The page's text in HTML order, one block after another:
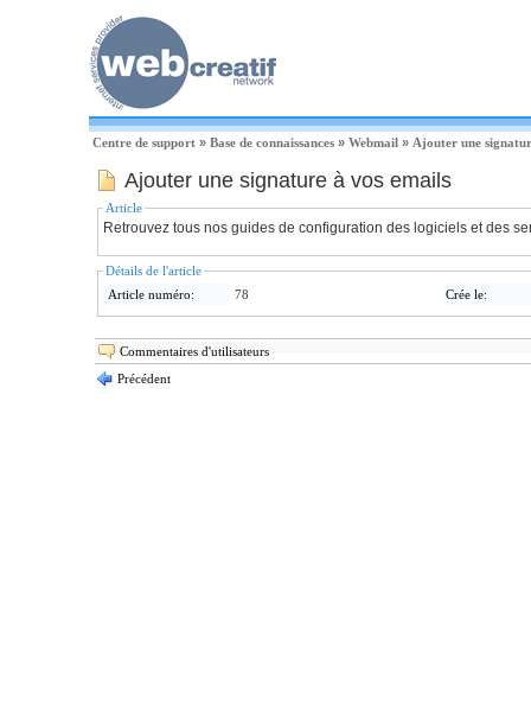
Centre de support » Base de connaissances » Webmail » Ajouter une
Ajouter une signature à vos emails
Article
Retrouvez tous nos guides de configuration des logiciels et des
Détails de l'article
Article numéro:
78 Crée le:
Commentaires d'utilisateurs
Précédent